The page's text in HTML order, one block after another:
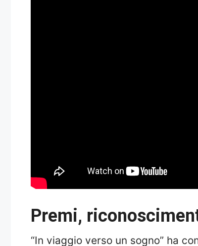
Premi,
“In viaggio verso un sogno” ha